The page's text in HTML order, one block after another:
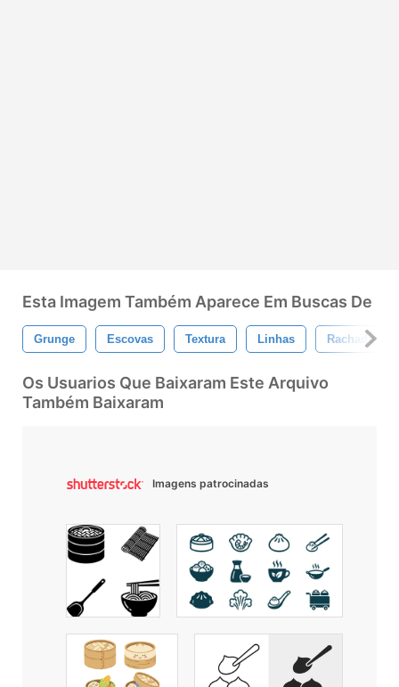
Esta Imagem Também Aparece Em Buscas De
Grunge Escovas Textura Linhas Rachaduras
Os Usuarios Que Baixaram Este Arquivo
Também Baixaram
Imagens patrocinadas